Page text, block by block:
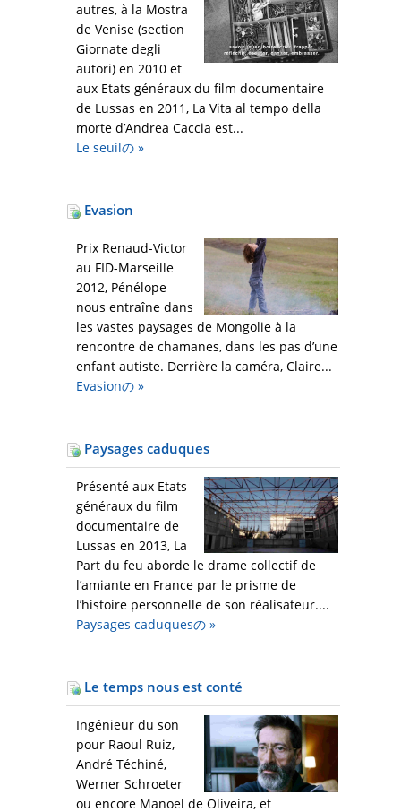
autres, à la Mostra
de Venise (section
Giornate degli
autori) en 2010 et
aux Etats généraux du film documentaire
de Lussas en 2011, La Vita al tempo della
morte d’Andrea Caccia est...
Le seuilの »
Evasion
Prix Renaud-Victor
au FID-Marseille
2012, Pénélope
nous entraîne dans
les vastes paysages de Mongolie à la
rencontre de chamanes, dans les pas d’une
enfant autiste. Derrière la caméra, Claire...
Evasionの »
Paysages caduques
Présenté aux Etats
généraux du film
documentaire de
Lussas en 2013, La
Part du feu aborde le drame collectif de
l’amiante en France par le prisme de
l’histoire personnelle de son réalisateur....
Paysages caduquesの »
Le temps nous est conté
Ingénieur du son
pour Raoul Ruiz,
André Téchiné,
Werner Schroeter
ou encore Manoel de Oliveira, et